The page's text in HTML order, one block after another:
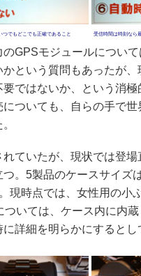
つでもどこでも正確であること 受信時間は時刻なら
GPSモジュールについ
かという質問もあったが
ではないか、という消
ついても、自らの手で
ていたが、現状では登場
。5製品のケースサイズ
現時点では、女性用の小
ついては、ケース内に内
詳細を明らかにするとし